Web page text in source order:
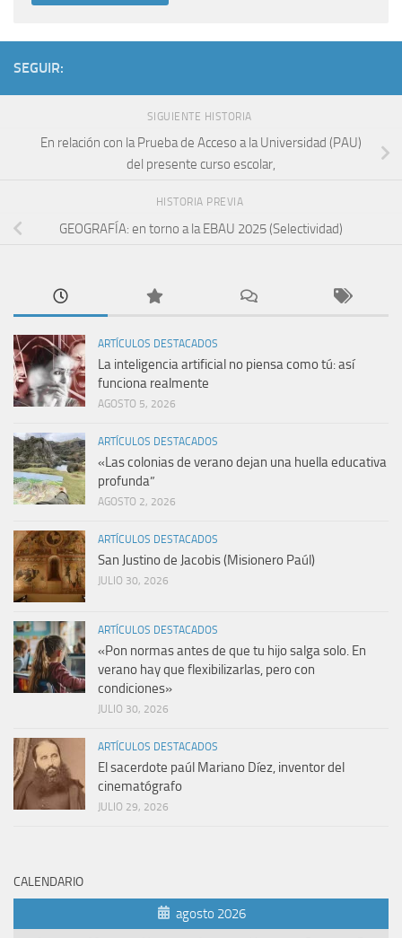
SEGUIR:
SIGUIENTE HISTORIA
En relación con la Prueba de Acceso a la Universidad (PAU)
del presente curso escolar,
HISTORIA PREVIA
GEOGRAFÍA: en torno a la EBAU 2025 (Selectividad)
ARTÍCULOS DESTACADOS
La inteligencia artificial no piensa como tú: así
funciona realmente
AGOSTO 5, 2026
ARTÍCULOS DESTACADOS
«Las colonias de verano dejan una huella educativa
profunda”
AGOSTO 2, 2026
ARTÍCULOS DESTACADOS
San Justino de Jacobis (Misionero Paúl)
JULIO 30, 2026
ARTÍCULOS DESTACADOS
«Pon normas antes de que tu hijo salga solo. En
verano hay que flexibilizarlas, pero con
condiciones»
JULIO 30, 2026
ARTÍCULOS DESTACADOS
El sacerdote paúl Mariano Díez, inventor del
cinematógrafo
JULIO 29, 2026
CALENDARIO
agosto 2026